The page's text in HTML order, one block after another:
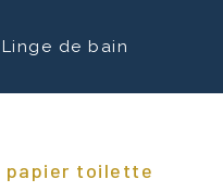
Linge de bain
papier toilette